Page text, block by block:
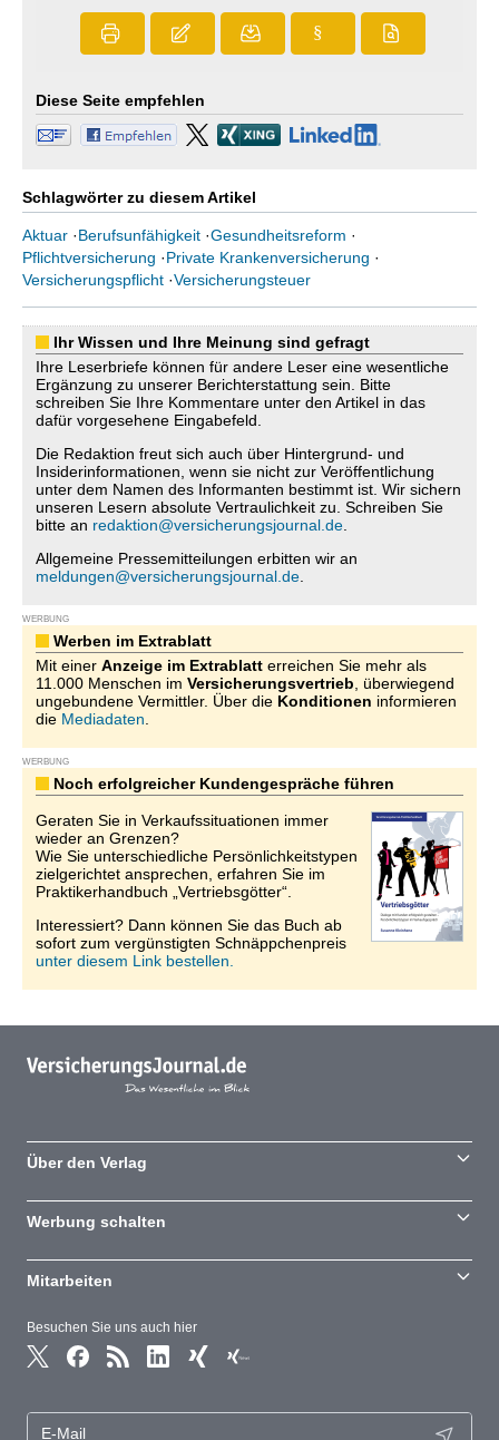
§
Diese Seite empfehlen
Schlagwörter zu diesem Artikel
Aktuar ·Berufsunfähigkeit ·Gesundheitsreform ·
Pflichtversicherung ·Private Krankenversicherung ·
Versicherungspflicht ·Versicherungsteuer
Ihr Wissen und Ihre Meinung sind gefragt
Ihre Leserbriefe können für andere Leser eine wesentliche
Ergänzung zu unserer Berichterstattung sein. Bitte
schreiben Sie Ihre Kommentare unter den Artikel in das
dafür vorgesehene Eingabefeld.
Die Redaktion freut sich auch über Hintergrund- und
Insiderinformationen, wenn sie nicht zur Veröffentlichung
unter dem Namen des Informanten bestimmt ist. Wir sichern
unseren Lesern absolute Vertraulichkeit zu. Schreiben Sie
bitte an redaktion@versicherungsjournal.de
Allgemeine Pressemitteilungen erbitten wir an
meldungen@versicherungsjournal.de
WERBUNG
Werben im Extrablatt
Mit einer Anzeige im Extrablatt erreichen Sie mehr als
11.000 Menschen im Versicherungsvertrieb , überwiegend
ungebundene Vermittler. Über die Konditionen informieren
die Mediadaten
WERBUNG
Noch erfolgreicher Kundengespräche führen
Geraten Sie in Verkaufssituationen immer
wieder an Grenzen?
Wie Sie unterschiedliche Persönlichkeitstypen
zielgerichtet ansprechen, erfahren Sie im
Praktikerhandbuch „Vertriebsgötter“.
Interessiert? Dann können Sie das Buch ab
sofort zum vergünstigten Schnäppchenpreis
unter diesem Link bestellen.
Besuchen Sie uns auch hier
Über den Verlag
Werbung schalten
Mitarbeiten